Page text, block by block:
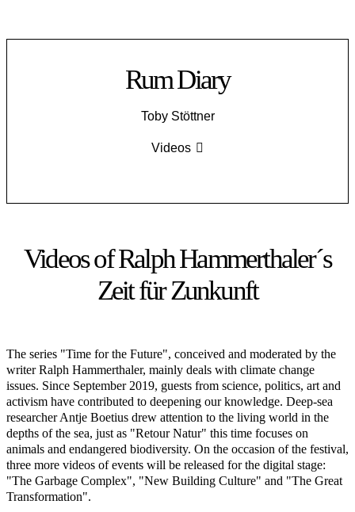
Rum Diary
Toby Stöttner
Videos
Videos of Ralph Hammerthaler´s
Zeit für Zunkunft
The series "Time for the Future", conceived and moderated by the
writer Ralph Hammerthaler, mainly deals with climate change
issues. Since September 2019, guests from science, politics, art and
activism have contributed to deepening our knowledge. Deep-sea
researcher Antje Boetius drew attention to the living world in the
depths of the sea, just as "Retour Natur" this time focuses on
animals and endangered biodiversity. On the occasion of the festival,
three more videos of events will be released for the digital stage:
"The Garbage Complex", "New Building Culture" and "The Great
Transformation".